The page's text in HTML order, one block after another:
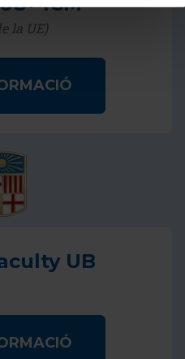
la UE)
UB